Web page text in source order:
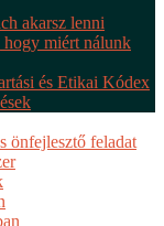
akarsz lenni
hogy miért nálunk
és Etikai Kódex
önfejlesztő feladat